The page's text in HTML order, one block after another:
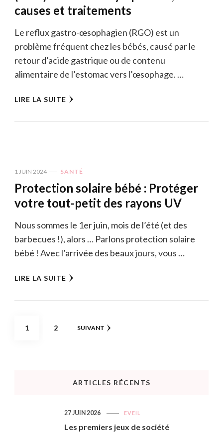
causes et traitements
Le reflux gastro-œsophagien (RGO) est un
problème fréquent chez les bébés, causé par le
retour d’acide gastrique ou de contenu
alimentaire de l’estomac vers l’œsophage. …
LIRE LA SUITE
1 JUIN 2024 SANTÉ
Protection solaire bébé : Protéger
votre tout-petit des rayons UV
Nous sommes le 1er juin, mois de l’été (et des
barbecues !), alors … Parlons protection solaire
bébé ! Avec l’arrivée des beaux jours, vous …
LIRE LA SUITE
Pagination
PAGE
1 PAGE
2 SUIVANT
ARTICLES RÉCENTS
EVEIL
Les premiers jeux de société
27 JUIN 2026